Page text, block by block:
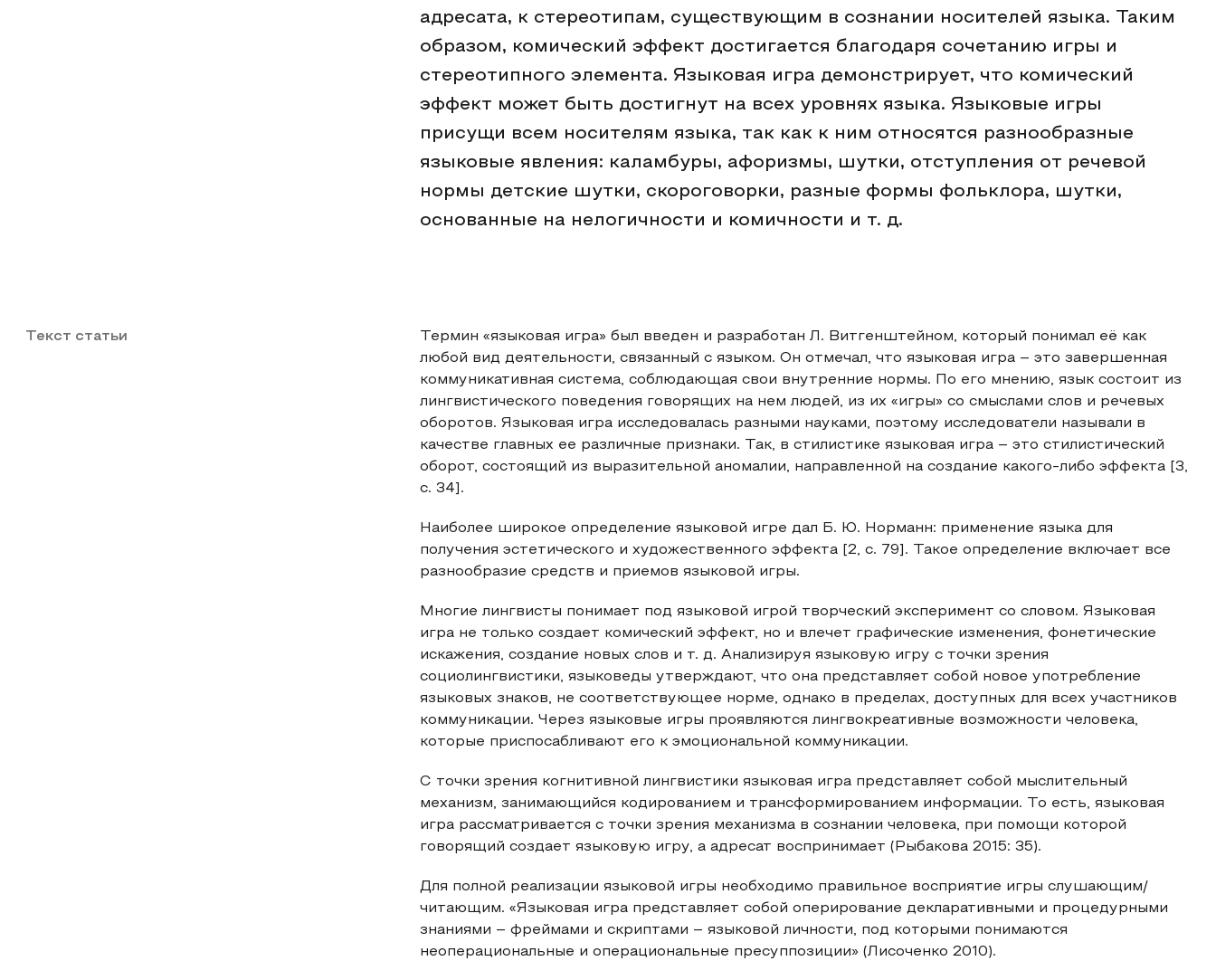
адресата, к стереотипам, существующим в сознании носителей языка. Таким
образом, комический эффект достигается благодаря сочетанию игры и
стереотипного элемента. Языковая игра демонстрирует, что комический
эффект может быть достигнут на всех уровнях языка. Языковые игры
присущи всем носителям языка, так как к ним относятся разнообразные
языковые явления: каламбуры, афоризмы, шутки, отступления от речевой
нормы детские шутки, скороговорки, разные формы фольклора, шутки,
основанные на нелогичности и комичности и т. д.
Текст статьи
Термин «языковая игра» был введен и разработан Л. Витгенштейном, который понимал её как
любой вид деятельности, связанный с языком. Он отмечал, что языковая игра – это завершенная
коммуникативная система, соблюдающая свои внутренние нормы. По его мнению, язык состоит из
лингвистического поведения говорящих на нем людей, из их «игры» со смыслами слов и речевых
оборотов. Языковая игра исследовалась разными науками, поэтому исследователи называли в
качестве главных ее различные признаки. Так, в стилистике языковая игра – это стилистический
оборот, состоящий из выразительной аномалии, направленной на создание какого-либо эффекта [3,
c. 34].
Наиболее широкое определение языковой игре дал Б. Ю. Норманн: применение языка для
получения эстетического и художественного эффекта [2, c. 79]. Такое определение включает все
разнообразие средств и приемов языковой игры.
Многие лингвисты понимает под языковой игрой творческий эксперимент со словом. Языковая
игра не только создает комический эффект, но и влечет графические изменения, фонетические
искажения, создание новых слов и т. д. Анализируя языковую игру с точки зрения
социолингвистики, языковеды утверждают, что она представляет собой новое употребление
языковых знаков, не соответствующее норме, однако в пределах, доступных для всех участников
коммуникации. Через языковые игры проявляются лингвокреативные возможности человека,
которые приспосабливают его к эмоциональной коммуникации.
С точки зрения когнитивной лингвистики языковая игра представляет собой мыслительный
механизм, занимающийся кодированием и трансформированием информации. То есть, языковая
игра рассматривается с точки зрения механизма в сознании человека, при помощи которой
говорящий создает языковую игру, а адресат воспринимает (Рыбакова 2015: 35).
Для полной реализации языковой игры необходимо правильное восприятие игры слушающим/
читающим. «Языковая игра представляет собой оперирование декларативными и процедурными
знаниями – фреймами и скриптами – языковой личности, под которыми понимаются
неоперациональные и операциональные пресуппозиции» (Лисоченко 2010).